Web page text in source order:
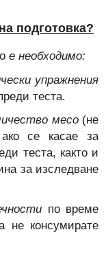
подготовка?
е необходимо:
упражнения
теста.
месо (не
се касае за
теста, както и
за изследване
по време
не консумирате